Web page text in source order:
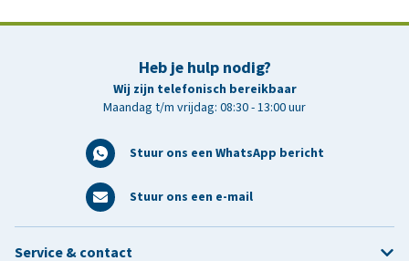
Heb je hulp nodig?
Wij zijn telefonisch bereikbaar
Maandag t/m vrijdag: 08:30 - 13:00 uur
Stuur ons een WhatsApp bericht
Stuur ons een e-mail
Service & contact